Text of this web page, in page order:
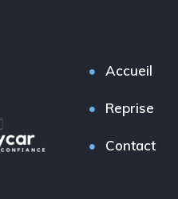
Accueil
Reprise
Contact